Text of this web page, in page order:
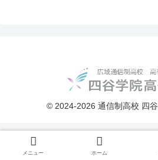
© 2024-2026 通信制高校 四
メニュー ホーム